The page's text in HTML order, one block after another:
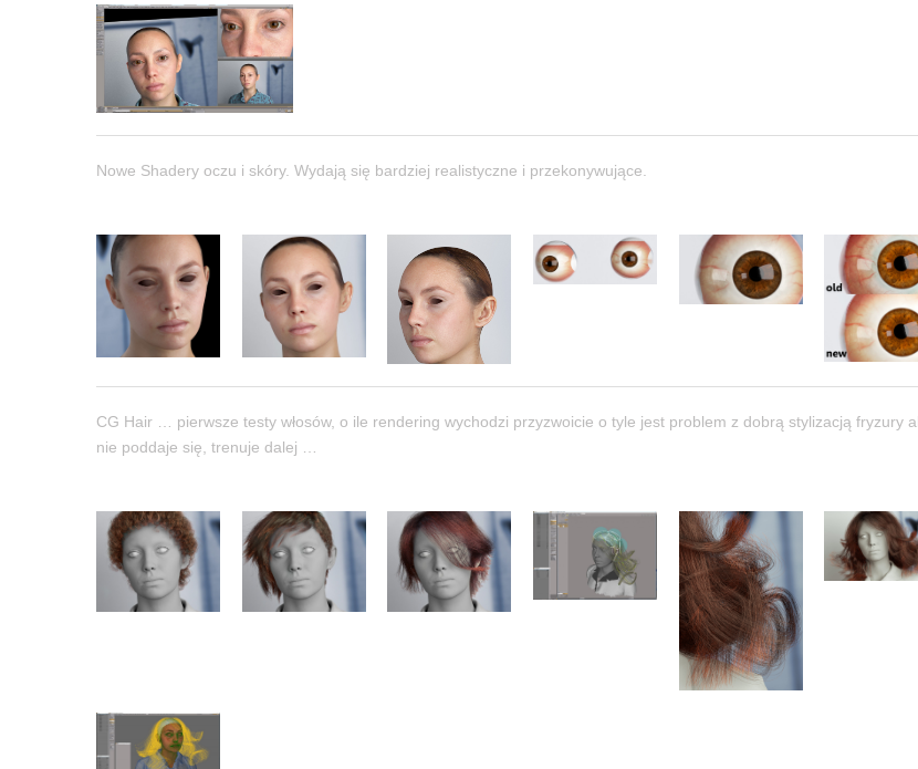
Nowe Shadery oczu i skóry. Wydają się bardziej realistyczne i przekonywujące.
CG Hair … pierwsze testy włosów, o ile rendering wychodzi przyzwoicie o tyle jest problem z dobrą stylizacją fryzury
nie poddaje się, trenuje dalej …